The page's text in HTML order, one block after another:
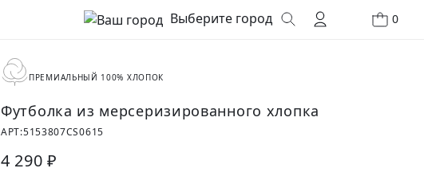
Выберите город 0
ПРЕМИАЛЬНЫЙ 100% ХЛОПОК
Футболка из мерсеризированного хлопка
АРТ:5153807CS0615
4 290 ₽